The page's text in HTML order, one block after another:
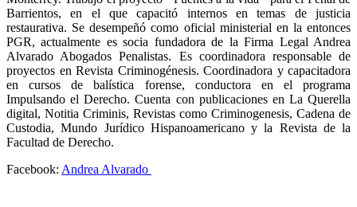
Barrientos, en el que capacitó internos en temas de justicia
restaurativa. Se desempeñó como oficial ministerial en la entonces
PGR, actualmente es socia fundadora de la Firma Legal Andrea
Alvarado Abogados Penalistas. Es coordinadora responsable de
proyectos en Revista Criminogénesis. Coordinadora y capacitadora
en cursos de balística forense, conductora en el programa
Impulsando el Derecho. Cuenta con publicaciones en La Querella
digital, Notitia Criminis, Revistas como Criminogenesis, Cadena de
Custodia, Mundo Jurídico Hispanoamericano y la Revista de la
Facultad de Derecho.
Facebook: Andrea Alvarado